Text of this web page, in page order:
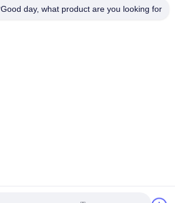
Good day, what product are you looking for?